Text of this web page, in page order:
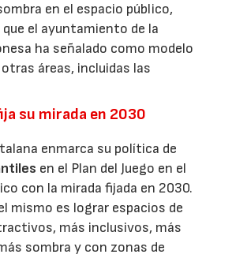
en el espacio público,
el ayuntamiento de la
ha señalado como modelo
áreas, incluidas las
su mirada en 2030
enmarca su política de
en el Plan del Juego en el
con la mirada fijada en 2030.
mismo es lograr espacios de
más inclusivos, más
sombra y con zonas de